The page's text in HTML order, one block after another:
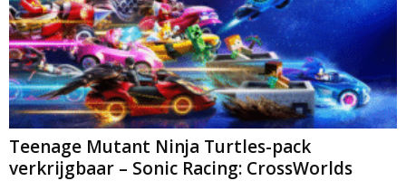
Teenage Mutant Ninja Turtles-pack
verkrijgbaar – Sonic Racing: CrossWorlds